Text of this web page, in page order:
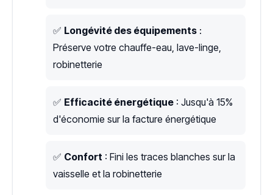
✅ Longévité des équipements :
Préserve votre chauffe-eau, lave-linge,
robinetterie
✅ Efficacité énergétique : Jusqu'à 15%
d'économie sur la facture énergétique
✅ Confort : Fini les traces blanches sur la
vaisselle et la robinetterie